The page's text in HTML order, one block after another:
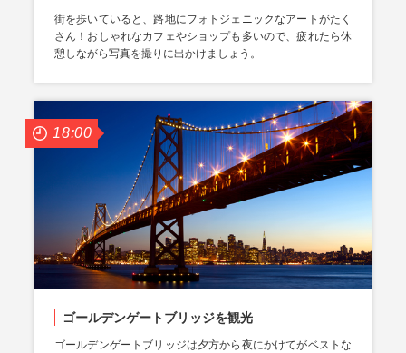
街を歩いていると、路地にフォトジェニックなアートがたく
さん！おしゃれなカフェやショップも多いので、疲れたら休
憩しながら写真を撮りに出かけましょう。
18:00
ゴールデンゲートブリッジを観光
ゴールデンゲートブリッジは夕方から夜にかけてがベストな